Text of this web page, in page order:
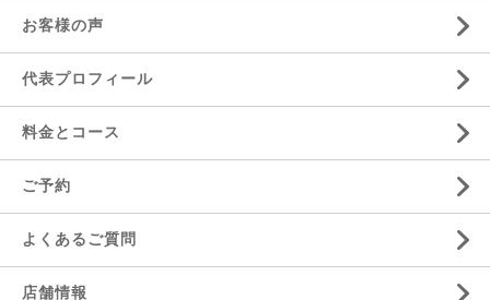
お客様の声
代表プロフィール
料金とコース
ご予約
よくあるご質問
店舗情報